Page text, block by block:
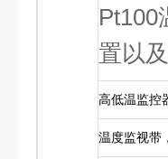
Pt100
置以
高低温监控
温度监视带